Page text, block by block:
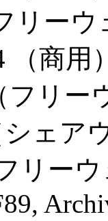
リーウ
（商用
フリー
シェア
リー